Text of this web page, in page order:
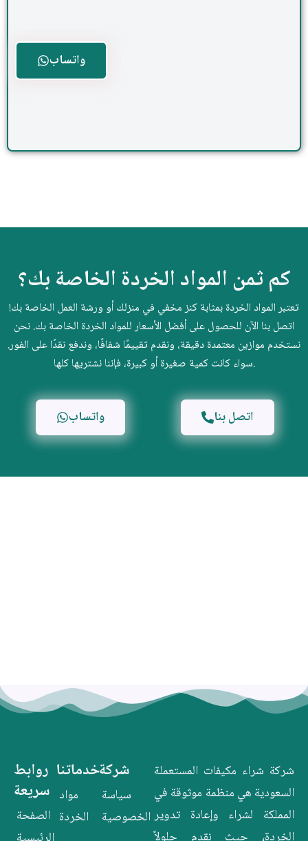
واتساب
كم ثمن المواد الخردة الخاصة بك؟
تعتبر المواد الخردة بمثابة كنز مخفي في منزلك أو ورشة العمل الخاصة بك!
اتصل بنا الآن للحصول على أفضل الأسعار للمواد الخردة الخاصة بك. نحن
نستخدم موازين معتمدة دقيقة، ونقدم تقييمًا شفافًا، وندفع نقدًا على الفور.
سواء كانت كمية صغيرة أو كبيرة، فإننا نشتريها كلها.
اتصل بنا واتساب
شركة شراء مكيفات المستعملة
السعودية هي منظمة موثوقة في
المملكة لشراء وإعادة تدوير
شركة
سياسة
الخصوصية
خدماتنا
مواد
الخردة
روابط
سريعة
الصفحة